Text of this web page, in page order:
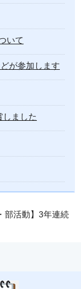
いて
が参加します
しました
部活動】3年連続